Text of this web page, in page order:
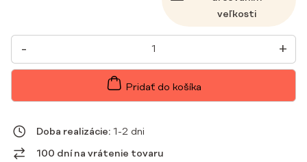
veľkosti
-
MNOŽSTVO
DÁMSKE
LEKÁRSKE
NOHAVICE
KISS
+
Pridať do košíka
Doba realizácie: 1-2 dni
100 dní na vrátenie tovaru